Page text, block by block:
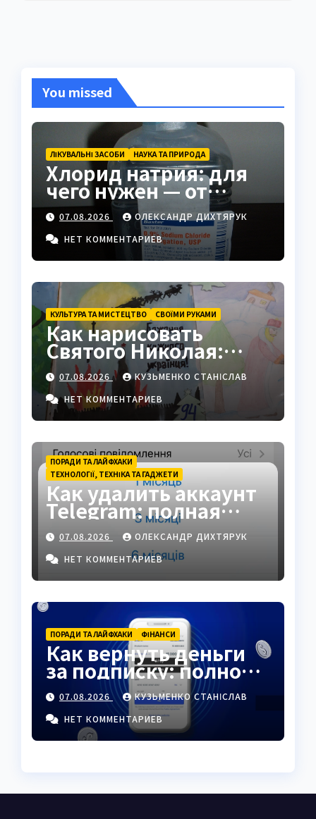
You missed
ЛІКУВАЛЬНІ ЗАСОБИ НАУКА ТА ПРИРОДА
Хлорид натрия: для
чего нужен — от
физраствора до
промышленности
07.08.2026
ОЛЕКСАНДР ДИХТЯРУК
НЕТ КОММЕНТАРИЕВ
КУЛЬТУРА ТА МИСТЕЦТВО СВОЇМИ РУКАМИ
Как нарисовать
Святого Николая:
полный пошаговый
гайд с секретами
мастеров
07.08.2026
КУЗЬМЕНКО СТАНІСЛАВ
НЕТ КОММЕНТАРИЕВ
ПОРАДИ ТА ЛАЙФХАКИ
ТЕХНОЛОГІЇ, ТЕХНІКА ТА ГАДЖЕТИ
Как удалить аккаунт
Telegram: полная
инструкция на 2026
год
07.08.2026
ОЛЕКСАНДР ДИХТЯРУК
НЕТ КОММЕНТАРИЕВ
ПОРАДИ ТА ЛАЙФХАКИ ФІНАНСИ
Как вернуть деньги
за подписку: полное
руководство 2026
07.08.2026
КУЗЬМЕНКО СТАНІСЛАВ
НЕТ КОММЕНТАРИЕВ